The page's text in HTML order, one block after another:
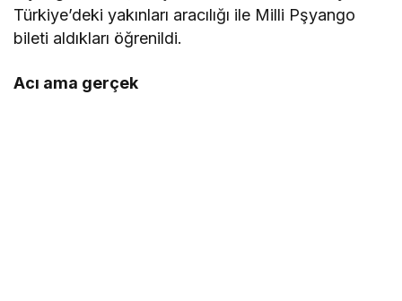
Türkiye’deki yakınları aracılığı ile Milli Pşyango
bileti aldıkları öğrenildi.
Acı ama gerçek